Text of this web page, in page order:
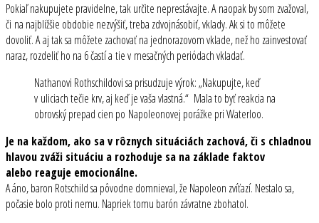
Pokiaľ nakupujete pravidelne, tak určite neprestávajte. A naopak by som zvažoval,
či na najbližšie obdobie nezvýšiť, treba zdvojnásobiť, vklady. Ak si to môžete
dovoliť. A aj tak sa môžete zachovať na jednorazovom vklade, než ho zainvestovať
naraz, rozdeliť ho na 6 častí a tie v mesačných periódach vkladať.
Nathanovi Rothschildovi sa prisudzuje výrok: „Nakupujte, keď
v uliciach tečie krv, aj keď je vaša vlastná.“ Mala to byť reakcia na
obrovský prepad cien po Napoleonovej porážke pri Waterloo.
Je na každom, ako sa v rôznych situáciách zachová, či s chladnou
hlavou zváži situáciu a rozhoduje sa na základe faktov
alebo reaguje emocionálne.
A áno, baron Rotschild sa pôvodne domnieval, že Napoleon zvíťazí. Nestalo sa,
počasie bolo proti nemu. Napriek tomu barón závratne zbohatol.